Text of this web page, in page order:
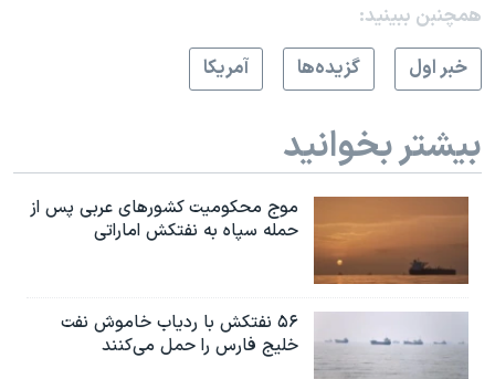
همچنبن ببینید:
خبر اول
گزيده‌ها آمريکا
بیشتر بخوانید
موج محکومیت کشورهای عربی پس از
حمله سپاه به نفتکش اماراتی
۵۶ نفتکش با ردیاب خاموش نفت
خلیج فارس را حمل می‌کنند